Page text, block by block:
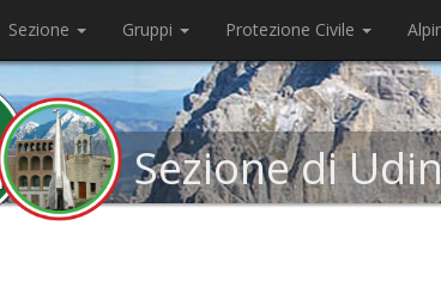
Sezione Gruppi Protezione Civile
Sezione di